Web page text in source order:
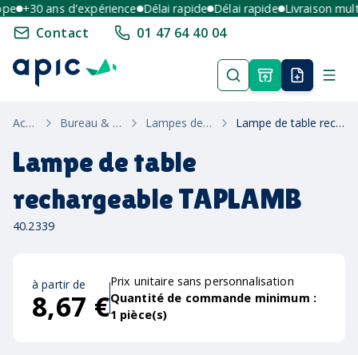
+30 ans d'expérience Délai rapide Délai rapide Livraison multi-
Contact 01 47 64 40 04
Accueil Bureau & Ecriture Lampes de Bureau Lampe de table rechargeable TAPLAMB
Lampe de table
rechargeable TAPLAMB
40.2339
à partir de
8,67 €
Prix unitaire sans personnalisation
Quantité de commande minimum :
1 pièce(s)